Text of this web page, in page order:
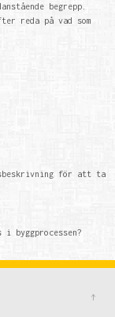
begrepp.
reda på vad som
för att ta
i byggprocessen?
↑